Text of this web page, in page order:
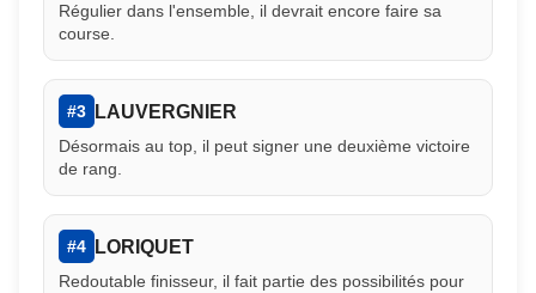
Régulier dans l'ensemble, il devrait encore faire sa
course.
#3 LAUVERGNIER
Désormais au top, il peut signer une deuxième victoire
de rang.
#4 LORIQUET
Redoutable finisseur, il fait partie des possibilités pour